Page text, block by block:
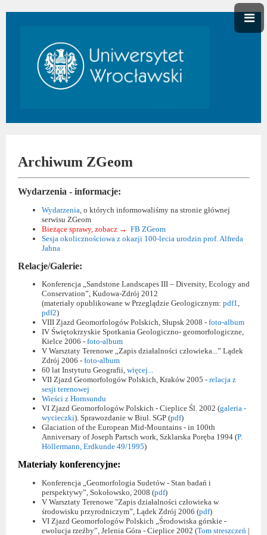
Archiwum ZGeom
Wydarzenia - informacje:
Wydarzenia , o których informowaliśmy na stronie głównej
serwisu ZGeom
Bieżące sprawy, zobacz → FB ZGeom
Sesja okolicznościowa z okazji 100-lecia urodzin prof. Alfreda
Jahna
Relacje/Galerie:
Konferencja „Sandstone Landscapes III – Diversity, Ecology and
Conservation”, Kudowa-Zdrój 2012
(materiały opublikowane w Przeglądzie Geologicznym: pdf1,
pdf2)
VIII Zjazd Geomorfologów Polskich, Słupsk 2008 - foto-album
IV Świętokrzyskie Spotkania Geologiczno- geomorfologiczne,
Kielce 2006 - foto-album
V Warsztaty Terenowe „Zapis działalności człowieka...” Lądek
Zdrój 2006 - foto-album
60 lat Instytutu Geografii,więcej...
VII Zjazd Geomorfologów Polskich, Kraków 2005 - relacja z
sesji terenowej
Wieści z Hornsundu
VI Zjazd Geomorfologów Polskich - Cieplice Śl. 2002 (galeria -
wycieczki). Sprawozdanie w Biul. SGP (pdf)
Glaciation of the European Mid-Mountains - in 100th
Anniversary of Joseph Partsch work, Szklarska Poręba 1994 (P.
Höllermann, Erdkunde 49/1995)
Materiały konferencyjne:
Konferencja „Geomorfologia Sudetów - Stan badań i
perspektywy”, Sokołowsko, 2008 (pdf)
V Warsztaty Terenowe "Zapis działalności człowieka w
środowisku przyrodniczym”, Lądek Zdrój 2006 (pdf)
VI Zjazd Geomorfologów Polskich „Środowiska górskie -
ewolucja rzeźby”, Jelenia Góra - Cieplice 2002 (Tom streszczeń |